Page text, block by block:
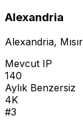
Alexandria
Alexandria, Mısır
Mevcut IP
140
Aylık Benzersiz
4K
#3